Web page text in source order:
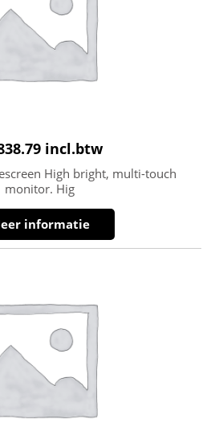
incl.btw
High bright, multi-touch
monitor. Hig
informatie